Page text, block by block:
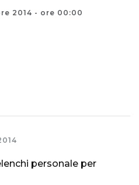
2014 - ore 00:00
personale per